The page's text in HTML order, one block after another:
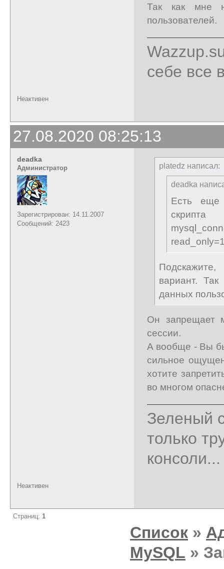
Так как мне
пользователей.
себе все
Неактивен
27.08.2020 08:25:13
deadka
Администратор
Зарегистрирован: 14.11.2007
Сообщений: 2423
platedz написал:
deadka
Есть еще
скрипта
вариант.
данных
Он запрещает
сессии.
А вообще - Вы
сильное
хотите
во многом
Зеленый
только
консоли...
Неактивен
Страниц: 1
Список »
MySQL »